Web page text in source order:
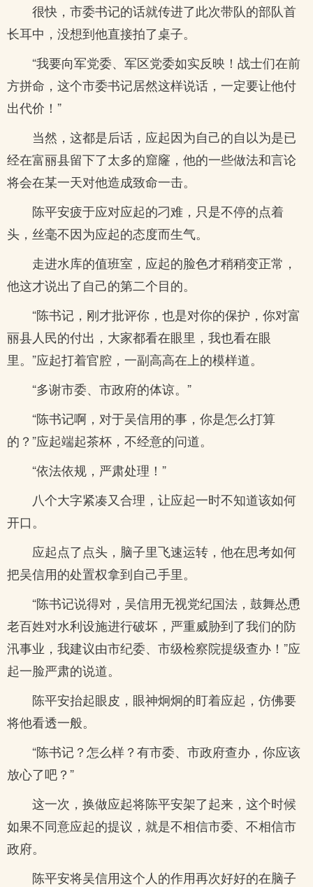
很快，市委书记的话就传进了此次带队的部队首
长耳中，没想到他直接拍了桌子。
“我要向军党委、军区党委如实反映！战士们在前
方拼命，这个市委书记居然这样说话，一定要让他付
出代价！”
当然，这都是后话，应起因为自己的自以为是已
经在富丽县留下了太多的窟窿，他的一些做法和言论
将会在某一天对他造成致命一击。
陈平安疲于应对应起的刁难，只是不停的点着
头，丝毫不因为应起的态度而生气。
走进水库的值班室，应起的脸色才稍稍变正常，
他这才说出了自己的第二个目的。
“陈书记，刚才批评你，也是对你的保护，你对富
丽县人民的付出，大家都看在眼里，我也看在眼
里。”应起打着官腔，一副高高在上的模样道。
“多谢市委、市政府的体谅。”
“陈书记啊，对于吴信用的事，你是怎么打算
的？”应起端起茶杯，不经意的问道。
“依法依规，严肃处理！”
八个大字紧凑又合理，让应起一时不知道该如何
开口。
应起点了点头，脑子里飞速运转，他在思考如何
把吴信用的处置权拿到自己手里。
“陈书记说得对，吴信用无视党纪国法，鼓舞怂恿
老百姓对水利设施进行破坏，严重威胁到了我们的防
汛事业，我建议由市纪委、市级检察院提级查办！”应
起一脸严肃的说道。
陈平安抬起眼皮，眼神炯炯的盯着应起，仿佛要
将他看透一般。
“陈书记？怎么样？有市委、市政府查办，你应该
放心了吧？”
这一次，换做应起将陈平安架了起来，这个时候
如果不同意应起的提议，就是不相信市委、不相信市
政府。
陈平安将吴信用这个人的作用再次好好的在脑子